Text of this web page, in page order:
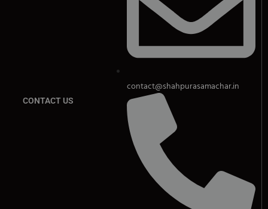
CONTACT US
contact@shahpurasamachar.in